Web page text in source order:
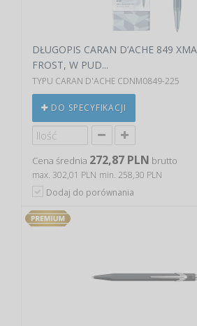
DŁUGOPIS CARAN D’ACHE 849
FROST, W PUD...
TYPU CARAN D'ACHE CDNM0849-225
DO SPECYFIKACJI
Cena średnia 272,87 PLN brutto
max. 302,01 PLN min. 258,30 PLN
Dodaj do porównania